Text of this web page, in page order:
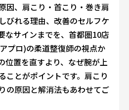
因、肩こり・首こり・巻き肩
びれる理由、改善のセルフケ
なサインまでを、首都圏10店
プロ)の柔道整復師の視点か
位置を直すより、なぜ腕が上
ことがポイントです。肩こり
の原因と解消法もあわせてご